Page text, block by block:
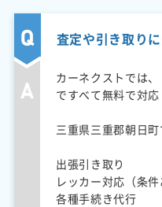
査定や引き取り
カーネクストでは
ですべて無料で対応
三重県三重郡朝日町
出張引き取り
レッカー対応（条件
各種手続き代行